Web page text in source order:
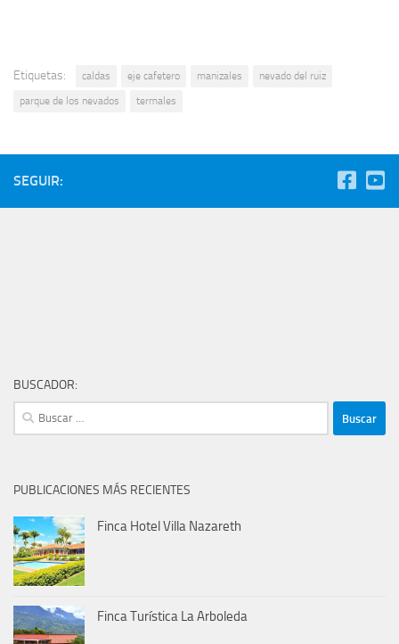
Etiquetas: caldas eje cafetero manizales
nevado del ruiz
parque de los nevados
termales
SEGUIR:
BUSCADOR:
Buscar:
PUBLICACIONES MÁS RECIENTES
Finca Hotel Villa Nazareth
Finca Turística La Arboleda